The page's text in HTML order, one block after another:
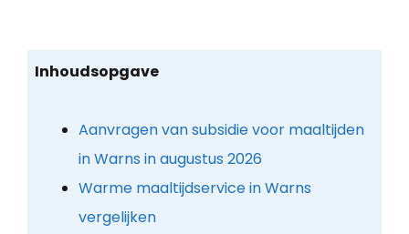
Inhoudsopgave
Aanvragen van subsidie voor maaltijden
in Warns in augustus 2026
Warme maaltijdservice in Warns
vergelijken